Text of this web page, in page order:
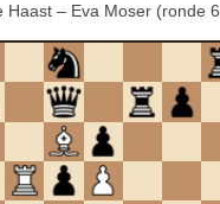
Haast – Eva Moser (ronde